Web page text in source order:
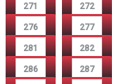
271 272
276 277
281 282
286 287